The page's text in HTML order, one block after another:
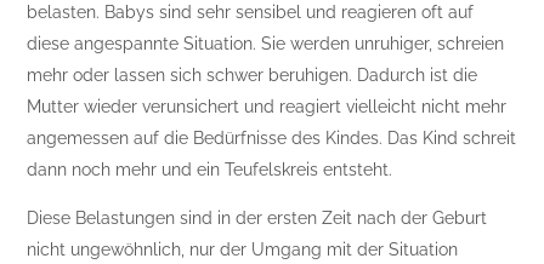
belasten. Babys sind sehr sensibel und reagieren oft auf
diese angespannte Situation. Sie werden unruhiger, schreien
mehr oder lassen sich schwer beruhigen. Dadurch ist die
Mutter wieder verunsichert und reagiert vielleicht nicht mehr
angemessen auf die Bedürfnisse des Kindes. Das Kind schreit
dann noch mehr und ein Teufelskreis entsteht.
Diese Belastungen sind in der ersten Zeit nach der Geburt
nicht ungewöhnlich, nur der Umgang mit der Situation